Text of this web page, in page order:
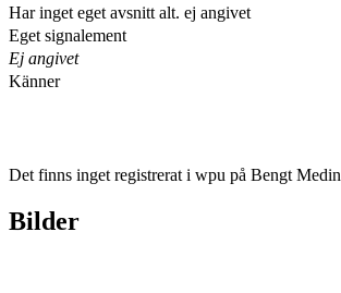
Har inget eget avsnitt alt. ej angivet
Eget signalement
Ej angivet
Känner
Det finns inget registrerat i wpu på Bengt Medin
Bilder